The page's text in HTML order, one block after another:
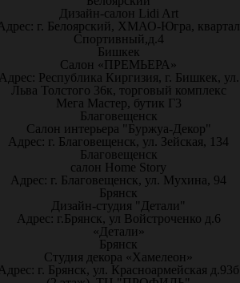
Дизайн-салон Lidi Art
г. Белоярский, ХМАО-Югра, квартал
Спортивный,д.4
Бишкек
Салон «ПРЕМЬЕРА»
Республика Киргизия, г. Бишкек, ул.
Льва Толстого 36к, торговый комплекс
Мега Мастер, бутик Г3
Благовещенск
Салон интерьера "Буржуа-Декор"
Адрес: г. Благовещенск, ул. Зейская, 134
Благовещенск
салон Home Story
Адрес: г. Благовещенск, ул. Мухина, 94
Брянск
Дизайн-студия "Детали"
Адрес: г.Брянск, ул Войстроченко д.6
«Детали»
Брянск
Студия декора «Хамелеон»
г. Брянск, ул. Красноармейская д.93б